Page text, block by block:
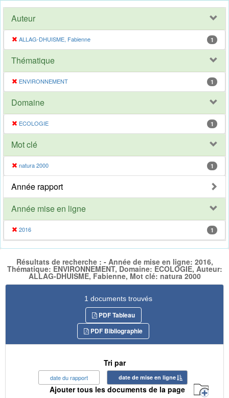
Auteur
ALLAG-DHUISME, Fabienne 1
Thématique
ENVIRONNEMENT 1
Domaine
ECOLOGIE 1
Mot clé
natura 2000 1
Année rapport
Année mise en ligne
2016 1
Résultats de recherche : - Année de mise en ligne: 2016,
Thématique: ENVIRONNEMENT, Domaine: ECOLOGIE, Auteur:
ALLAG-DHUISME, Fabienne, Mot clé: natura 2000
1 documents trouvés
PDF Tableau
PDF Bibliographie
Tri par
date du rapport date de mise en ligne
Ajouter tous les documents de la page